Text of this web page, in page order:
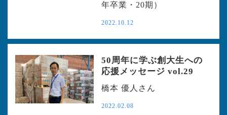
年卒業・20期）
2022.10.12
50周年に学ぶ創大生への
応援メッセージ vol.29
橋本 優人さん
2022.02.08